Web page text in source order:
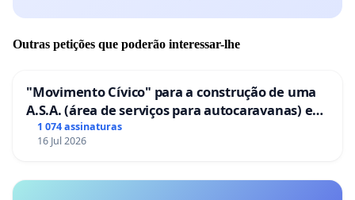
Outras petições que poderão interessar-lhe
"Movimento Cívico" para a construção de uma
A.S.A. (área de serviços para autocaravanas) em
Coimbra
1 074 assinaturas
16 Jul 2026